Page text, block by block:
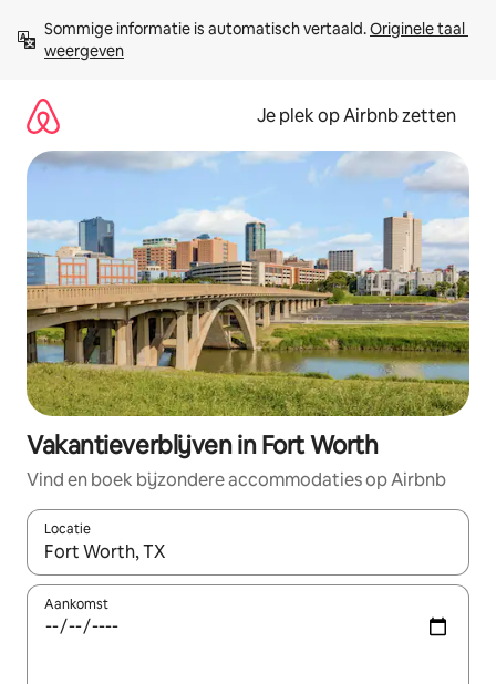
direct
naar
Sommige informatie is automatisch vertaald. Originele taal
weergeven
Je plek op Airbnb zetten
Vakantieverblijven in Fort Worth
Vind en boek bijzondere accommodaties op Airbnb
Locatie
Wanneer er resultaten beschikbaar zijn, maak je een keuze
Aankomst